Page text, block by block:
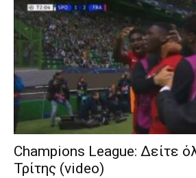
Champions League: Δείτε
Τρίτης (video)